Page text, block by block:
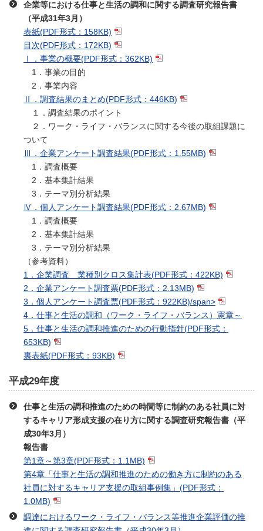
企業等における仕事と生活の調和に関する調査研究報告書
（平成31年3月）
表紙(PDF形式：158KB)
目次(PDF形式：172KB)
Ⅰ．事業の概要(PDF形式：362KB)
1．事業の目的
2．事業内容
Ⅱ．調査結果のまとめ(PDF形式：446KB)
１．調査結果のポイント
２．ワーク・ライフ・バランスに関する今後の取組課題に
ついて
Ⅲ．企業アンケート調査結果(PDF形式：1.55MB)
1．調査概要
2．基本集計結果
3．テーマ別分析結果
Ⅳ．個人アンケート調査結果(PDF形式：2.67MB)
1．調査概要
2．基本集計結果
3．テーマ別分析結果
（参考資料）
1．企業調査 業種別クロス集計表(PDF形式：422KB)
2．企業アンケート調査票(PDF形式：2.13MB)
3．個人アンケート調査票(PDF形式：922KB)/span>
4．仕事と生活の調和（ワーク・ライフ・バランス）憲章～
5．仕事と生活の調和推進のための行動指針(PDF形式：
653KB)
裏表紙(PDF形式：93KB)
平成29年度
仕事と生活の調和推進のための時間等に制約のある社員に対
するキャリア形成支援の在り方に関する調査研究報告書（平
成30年3月）
報告書
第1章～第3章(PDF形式：1.1MB)
第4章「仕事と生活の調和推進のための働き方に制約のある
社員に対するキャリア支援の取組事例集」 (PDF形式：
1.0MB)
調達におけるワーク・ライフ・バランス等推進企業評価の推